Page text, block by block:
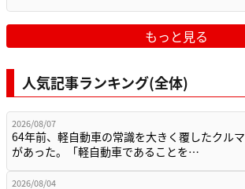
もっと見る
人気記事ランキング(全体)
2026/08/07
64年前、軽自動車の常識を大きく覆したクルマ
があった。「軽自動車であることを…
2026/08/04